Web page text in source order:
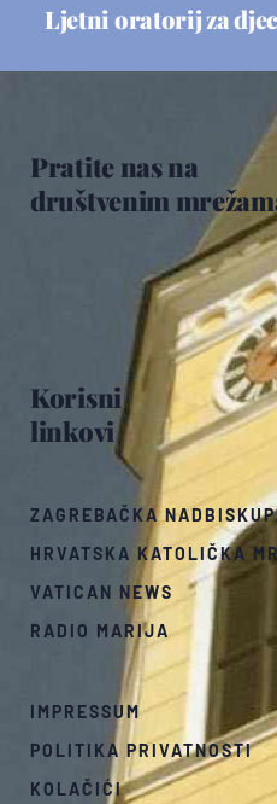
Ljetni oratorij za
Korisni
linkovi
ZAGREBAČKA
HRVATSKA KATOLIČKA
VATICAN NEWS
RADIO MARIJA
IMPRESSUM
POLITIKA PRIVATNOSTI
KOLAČIĆI
Pratite nas na
društvenim